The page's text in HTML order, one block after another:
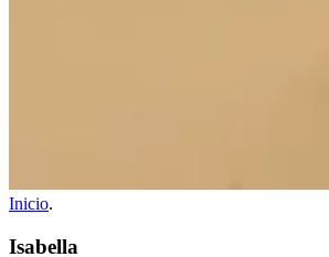
Inicio.
Isabella